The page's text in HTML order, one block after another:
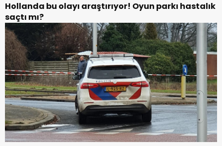
Hollanda bu olayı araştırıyor! Oyun parkı hastalık
saçtı mı?